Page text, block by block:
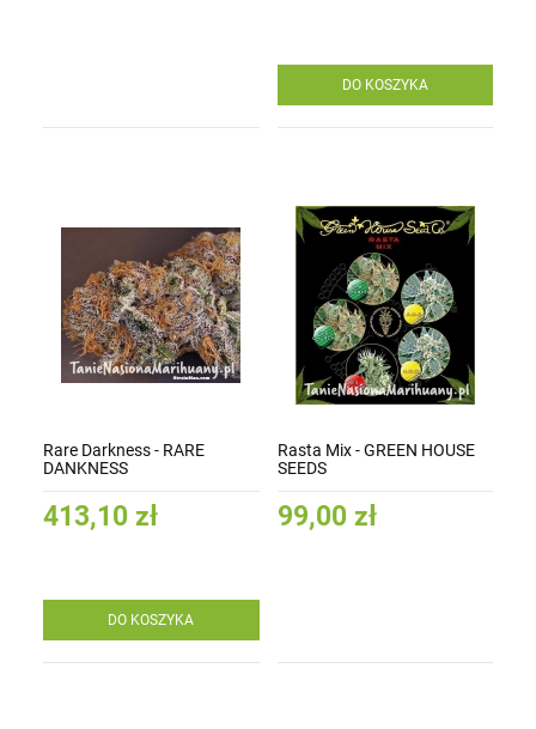
DO KOSZYKA
Rare Darkness - RARE
DANKNESS
413,10 zł
DO KOSZYKA
Rasta Mix - GREEN HOUSE
SEEDS
99,00 zł